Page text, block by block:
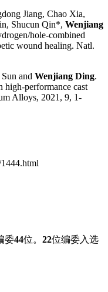
Jiang, Chao Xia,
Shucun Qin*, Wenjiang
hole-combined
wound healing. Natl.
and Wenjiang Ding.
high-performance cast
Alloys, 2021, 9, 1-
委44位。 22位编委入选